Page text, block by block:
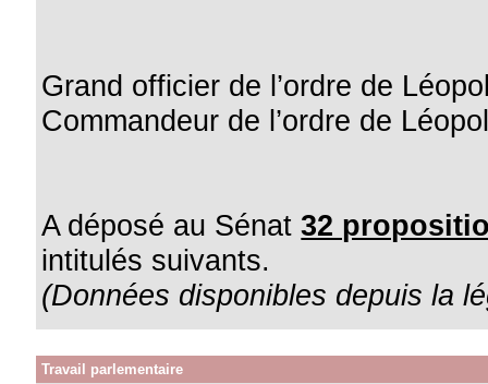
Grand officier de l’ordre de
Commandeur de l’ordre de
A déposé au Sénat32
intitulés suivants.
(Données disponibles depuis la
Travail parlementaire